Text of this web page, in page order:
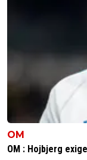
s'il y en a
sergio33
de vendre
OM
OM : Hojbjerg